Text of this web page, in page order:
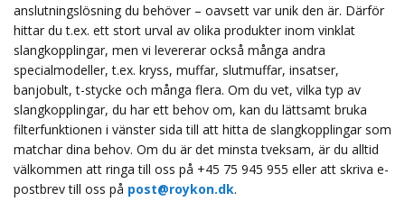
anslutningslösning du behöver – oavsett var unik den är. Därför
hittar du t.ex. ett stort urval av olika produkter inom vinklat
slangkopplingar, men vi levererar också många andra
specialmodeller, t.ex. kryss, muffar, slutmuffar, insatser,
banjobult, t-stycke och många flera. Om du vet, vilka typ av
slangkopplingar, du har ett behov om, kan du lättsamt bruka
filterfunktionen i vänster sida till att hitta de slangkopplingar som
matchar dina behov. Om du är det minsta tveksam, är du alltid
välkommen att ringa till oss på +45 75 945 955 eller att skriva e-
postbrev till oss på post@roykon.dk.